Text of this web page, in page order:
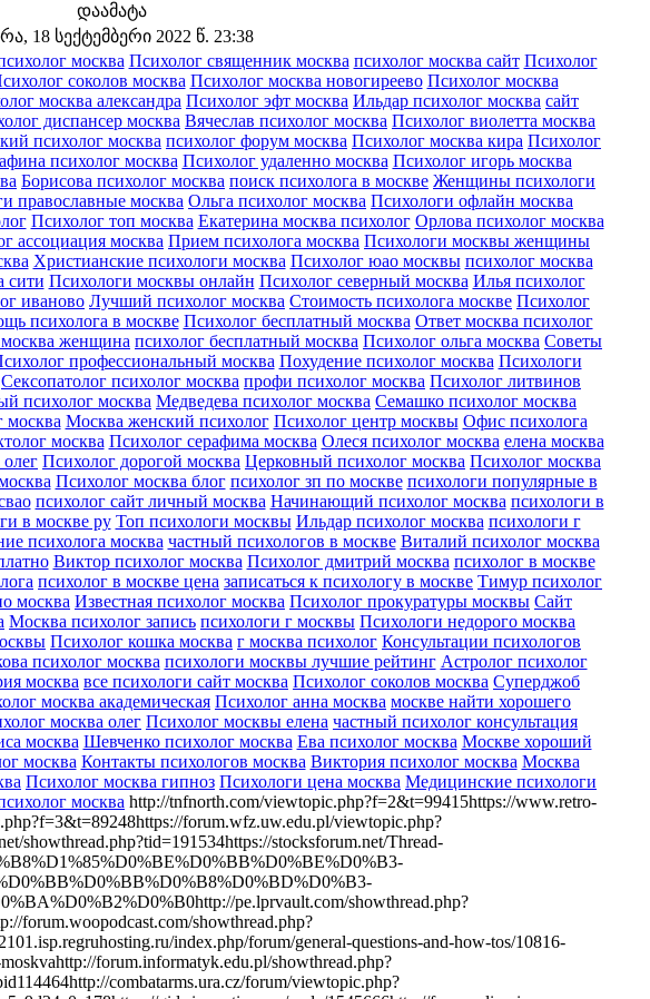
დაამატა
18 სექტემბერი 2022 წ. 23:38
москва Психолог священник москва психолог москва сайт Психолог
соколов москва Психолог москва новогиреево Психолог москва
москва александра Психолог эфт москва Ильдар психолог москва сайт
диспансер москва Вячеслав психолог москва Психолог виолетта москва
психолог москва психолог форум москва Психолог москва кира Психолог
психолог москва Психолог удаленно москва Психолог игорь москва
Борисова психолог москва поиск психолога в москве Женщины психологи
православные москва Ольга психолог москва Психологи офлайн москва
Психолог топ москва Екатерина москва психолог Орлова психолог москва
ассоциация москва Прием психолога москва Психологи москвы женщины
Христианские психологи москва Психолог юао москвы психолог москва
сити Психологи москвы онлайн Психолог северный москва Илья психолог
иваново Лучший психолог москва Стоимость психолога москве Психолог
психолога в москве Психолог бесплатный москва Ответ москва психолог
женщина психолог бесплатный москва Психолог ольга москва Советы
профессиональный москва Похудение психолог москва Психологи
Сексопатолог психолог москва профи психолог москва Психолог литвинов
психолог москва Медведева психолог москва Семашко психолог москва
москва Москва женский психолог Психолог центр москвы Офис психолога
москва Психолог серафима москва Олеся психолог москва елена москва
Психолог дорогой москва Церковный психолог москва Психолог москва
Психолог москва блог психолог зп по москве психологи популярные в
психолог сайт личный москва Начинающий психолог москва психологи в
в москве ру Топ психологи москвы Ильдар психолог москва психологи г
психолога москва частный психологов в москве Виталий психолог москва
Виктор психолог москва Психолог дмитрий москва психолог в москве
психолог в москве цена записаться к психологу в москве Тимур психолог
москва Известная психолог москва Психолог прокуратуры москвы Сайт
Москва психолог запись психологи г москвы Психологи недорого москва
Психолог кошка москва г москва психолог Консультации психологов
психолог москва психологи москвы лучшие рейтинг Астролог психолог
москва все психологи сайт москва Психолог соколов москва Суперджоб
москва академическая Психолог анна москва москве найти хорошего
москва олег Психолог москвы елена частный психолог консультация
москва Шевченко психолог москва Ева психолог москва Москве хороший
москва Контакты психологов москва Виктория психолог москва Москва
Психолог москва гипноз Психологи цена москва Медицинские психологи
москва http://tnfnorth.com/viewtopic.php?f=2&t=99415https://www.retro-
forum.wfz.uw.edu.pl/viewtopic.php?
showthread.php?tid=191534https://stocksforum.net/Thread-
pe.lprvault.com/showthread.php?
forum.woopodcast.com/showthread.php?
index.php/forum/general-questions-and-how-tos/10816-
forum.informatyk.edu.pl/showthread.php?
combatarms.ura.cz/forum/viewtopic.php?